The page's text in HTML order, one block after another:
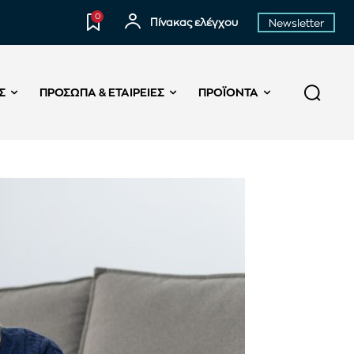
0
Πίνακας ελέγχου Newsletter
ΠΡΌΣΩΠΑ & ΕΤΑΙΡΕΊΕΣ ΠΡΟΪΌΝΤΑ